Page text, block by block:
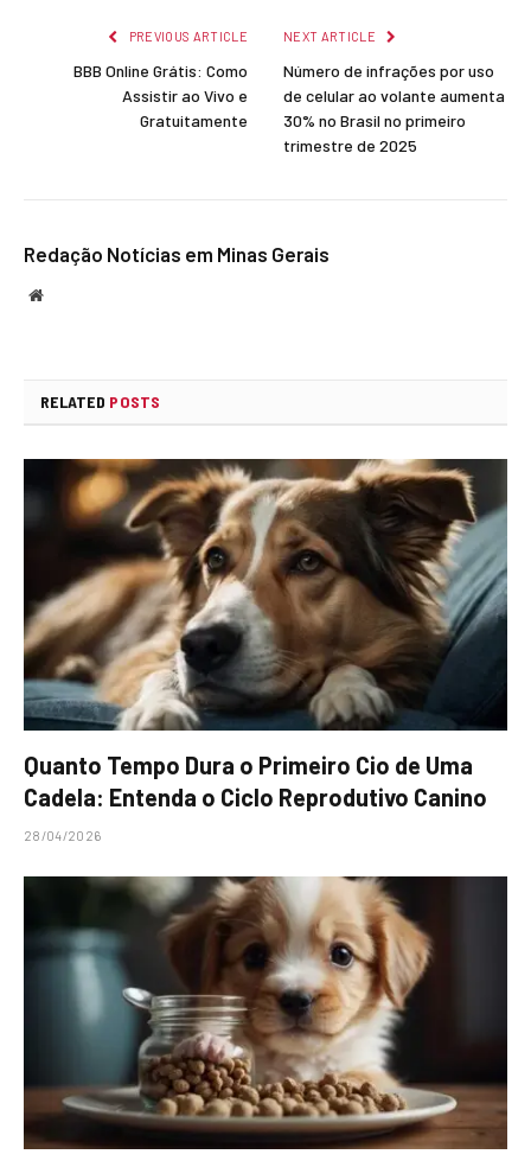
PREVIOUS ARTICLE
BBB Online Grátis: Como
Assistir ao Vivo e
Gratuitamente
NEXT ARTICLE
Número de infrações por uso
de celular ao volante aumenta
30% no Brasil no primeiro
trimestre de 2025
Redação Notícias em Minas Gerais
Website
RELATED POSTS
Quanto Tempo Dura o Primeiro Cio de Uma
Cadela: Entenda o Ciclo Reprodutivo Canino
28/04/2026